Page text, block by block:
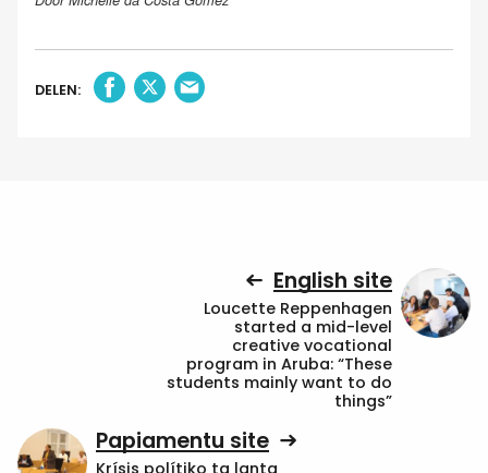
DELEN:
English site
Loucette Reppenhagen
started a mid-level
creative vocational
program in Aruba: “These
students mainly want to do
things”
Papiamentu site